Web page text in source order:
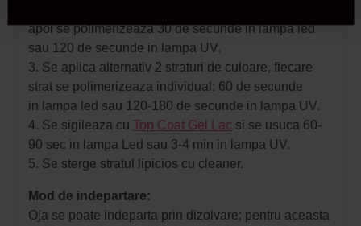
apoi se polimerizeaza 30 de secunde in lampa led
sau 120 de secunde in lampa UV.
3. Se aplica alternativ 2 straturi de culoare, fiecare
strat se polimerizeaza individual: 60 de secunde
in lampa led sau 120-180 de secunde in lampa UV.
4. Se sigileaza cu Top Coat Gel Lac si se usuca 60-
90 sec in lampa Led sau 3-4 min in lampa UV.
5. Se sterge stratul lipicios cu cleaner.
Mod de indepartare:
Oja se poate indeparta prin dizolvare; pentru aceasta